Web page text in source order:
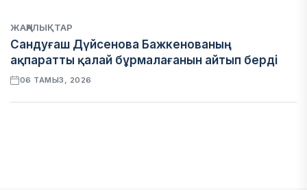
ЖАҢАЛЫҚТАР
Сандуғаш Дүйсенова Бажкенованың
ақпаратты қалай бұрмалағанын айтып берді
06 ТАМЫЗ, 2026